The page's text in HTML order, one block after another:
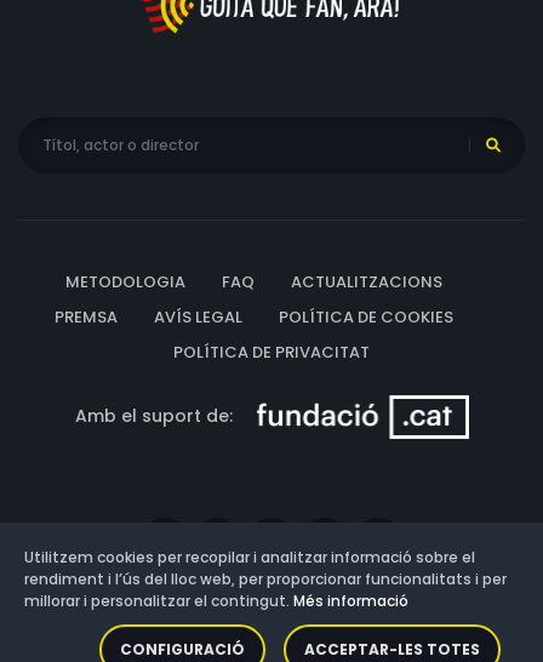
METODOLOGIA FAQ
ACTUALITZACIONS
PREMSA
AVÍS LEGAL
POLÍTICA DE COOKIES
POLÍTICA DE PRIVACITAT
Amb el suport de:
Versió: 3.13.0.202607011342
Utilitzem cookies per recopilar i analitzar informació sobre el
rendiment i l’ús del lloc web, per proporcionar funcionalitats i per
millorar i personalitzar el contingut. Més informació
CONFIGURACIÓ ACCEPTAR-LES TOTES